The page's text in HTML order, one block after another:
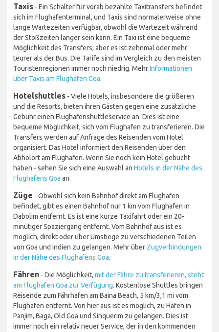
Taxis - Ein Schalter für vorab bezahlte Taxitransfers befindet
sich im Flughafenterminal, und Taxis sind normalerweise ohne
lange Wartezeiten verfügbar, obwohl die Wartezeit während
der Stoßzeiten länger sein kann. Ein Taxi ist eine bequeme
Möglichkeit des Transfers, aber es ist zehnmal oder mehr
teurer als der Bus. Die Tarife sind im Vergleich zu den meisten
Touristenregionen immer noch niedrig. MehrInformationen
über Taxis am Flughafen Goa.
Hotelshuttles - Viele Hotels, insbesondere die größeren
und die Resorts, bieten ihren Gästen gegen eine zusätzliche
Gebühr einen Flughafenshuttleservice an. Dies ist eine
bequeme Möglichkeit, sich vom Flughafen zu transferieren. Die
Transfers werden auf Anfrage des Reisenden vom Hotel
organisiert. Das Hotel informiert den Reisenden über den
Abholort am Flughafen. Wenn Sie noch kein Hotel gebucht
haben - sehen Sie sich eine Auswahl an Hotels in der Nähe des
Flughafens Goa an.
Züge - Obwohl sich kein Bahnhof direkt am Flughafen
befindet, gibt es einen Bahnhof nur 1 km vom Flughafen in
Dabolim entfernt. Es ist eine kurze Taxifahrt oder ein 20-
minütiger Spaziergang entfernt. Vom Bahnhof aus ist es
möglich, direkt oder über Umstiege zu verschiedenen Teilen
von Goa und Indien zu gelangen. Mehr über Zugverbindungen
in der Nähe des Flughafens Goa.
Fähren - Die Möglichkeit, mit der Fähre zu transferieren, steht
am Flughafen Goa zur Verfügung. Kostenlose Shuttles bringen
Reisende zum Fährhafen am Baina Beach, 5 km/3,1 mi vom
Flughafen entfernt. Von hier aus ist es möglich, zu Häfen in
Panjim, Baga, Old Goa und Sinquerim zu gelangen. Dies ist
immer noch ein relativ neuer Service, der in den kommenden